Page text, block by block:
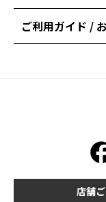
ご利用ガイド /
店舗